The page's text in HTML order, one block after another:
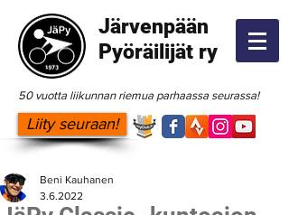
Järvenpään
Pyöräilijät ry
50 vuotta liikunnan riemua parhaassa seurassa!
Liity seuraan!
Beni Kauhanen
3.6.2022